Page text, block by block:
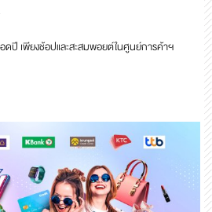
ปี เพียงช้อปและสะสมพอยต์ในศูนย์การค้าฯ